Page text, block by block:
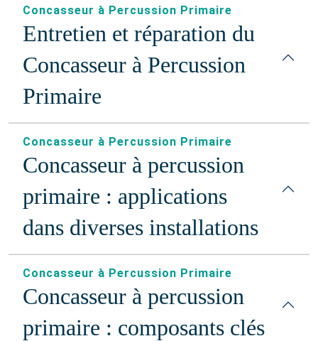
Concasseur à Percussion Primaire
Entretien et réparation du
Concasseur à Percussion
Primaire
Concasseur à Percussion Primaire
Concasseur à percussion
primaire : applications
dans diverses installations
Concasseur à Percussion Primaire
Concasseur à percussion
primaire : composants clés